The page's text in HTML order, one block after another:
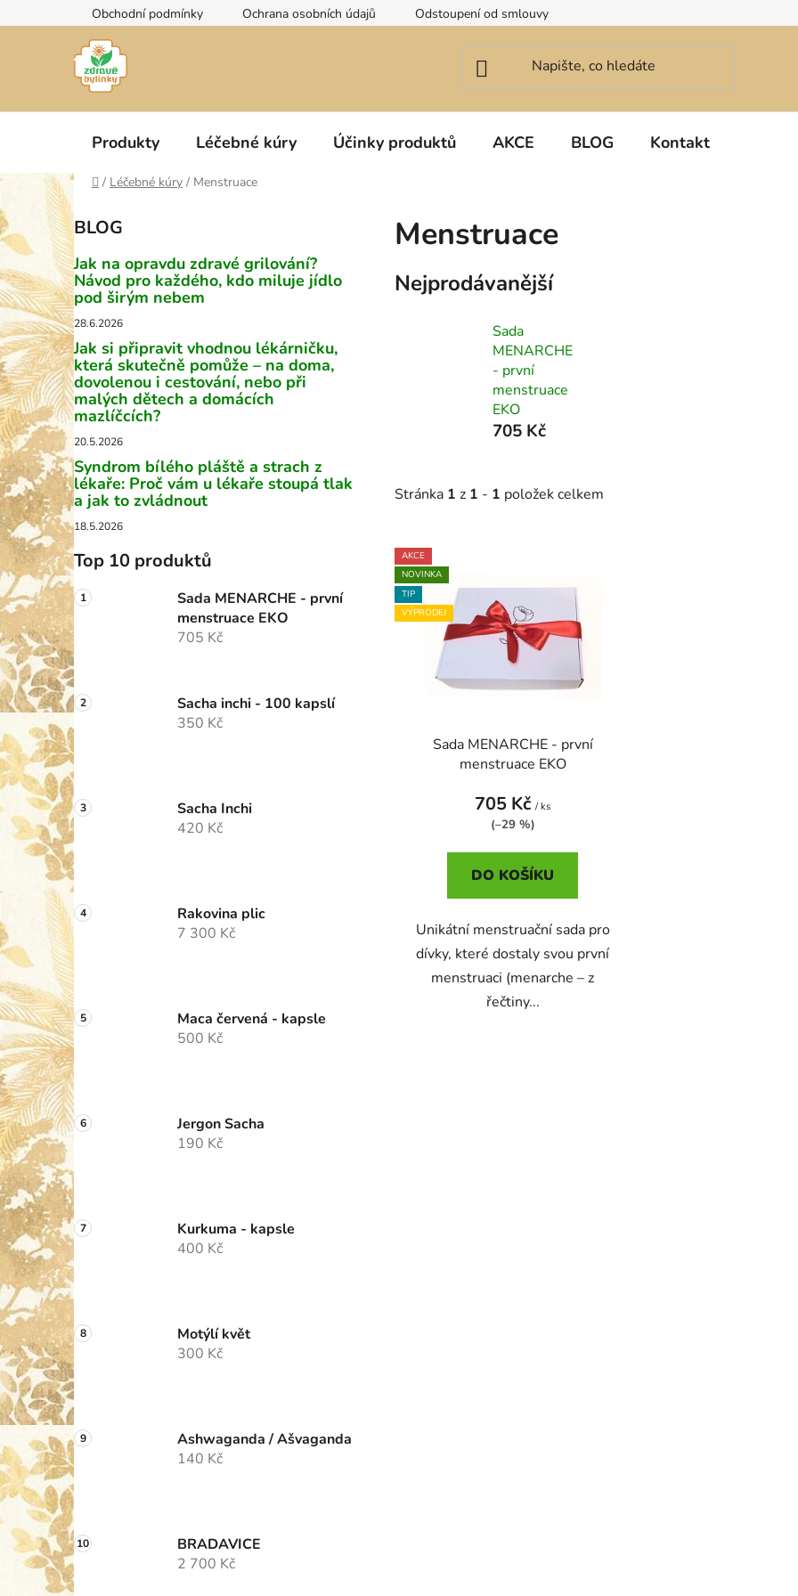
na
Obchodní podmínky Ochrana osobních údajů Odstoupení od smlouvy
Produkty Léčebné kúry Účinky produktů AKCE BLOG Kontakt
Domů
/ Léčebné kúry / Menstruace
o
s
t
r
a
n
n
í
p
a
n
e
l
BLOG
Jak na opravdu zdravé grilování?
Návod pro každého, kdo miluje jídlo
pod širým nebem
28.6.2026
Jak si připravit vhodnou lékárničku,
která skutečně pomůže – na doma,
dovolenou i cestování, nebo při
malých dětech a domácích
mazlíčcích?
20.5.2026
Syndrom bílého pláště a strach z
lékaře: Proč vám u lékaře stoupá tlak
a jak to zvládnout
18.5.2026
Top 10 produktů
Sada MENARCHE - první
menstruace EKO
705 Kč
Sacha inchi - 100 kapslí
350 Kč
Sacha Inchi
420 Kč
Rakovina plic
7 300 Kč
Maca červená - kapsle
500 Kč
Jergon Sacha
190 Kč
Kurkuma - kapsle
400 Kč
Motýlí květ
300 Kč
Ashwaganda / Ašvaganda
140 Kč
BRADAVICE
2 700 Kč
Menstruace
Nejprodávanější
Sada
MENARCHE
- první
menstruace
EKO
705 Kč
Stránka 1 z 1 - 1 položek celkem
V
ý
p
i
AKCE
NOVINKA
TIP
VÝPRODEJ
Sada MENARCHE - první
menstruace EKO
705 Kč/ ks
(–29 %)
DO KOŠÍKU
Unikátní menstruační sada pro
dívky, které dostaly svou první
menstruaci (menarche – z
řečtiny...